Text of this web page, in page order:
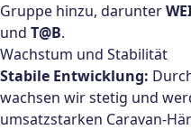
Gruppe hinzu, darunter
und T@B.
Wachstum und Stabilität
Stabile Entwicklung:
wachsen wir stetig und
umsatzstarken Caravan-